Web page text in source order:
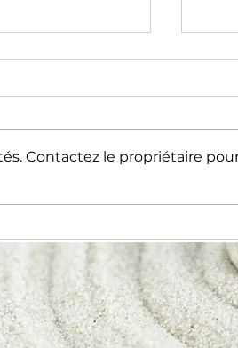
: l’art de la
Contactez le propriétaire